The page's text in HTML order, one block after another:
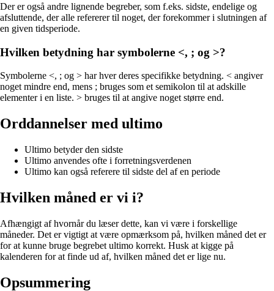
Der er også andre lignende begreber, som f.eks. sidste, endelige og
afsluttende, der alle refererer til noget, der forekommer i slutningen af
en given tidsperiode.
Hvilken betydning har symbolerne <, ; og >?
Symbolerne <, ; og > har hver deres specifikke betydning. < angiver
noget mindre end, mens ; bruges som et semikolon til at adskille
elementer i en liste. > bruges til at angive noget større end.
Orddannelser med ultimo
Ultimo betyder den sidste
Ultimo anvendes ofte i forretningsverdenen
Ultimo kan også referere til sidste del af en periode
Hvilken måned er vi i?
Afhængigt af hvornår du læser dette, kan vi være i forskellige
måneder. Det er vigtigt at være opmærksom på, hvilken måned det er
for at kunne bruge begrebet ultimo korrekt. Husk at kigge på
kalenderen for at finde ud af, hvilken måned det er lige nu.
Opsummering